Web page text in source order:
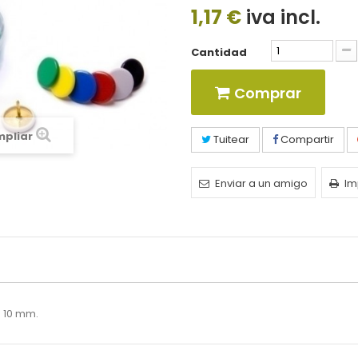
1,17 €iva incl.
Cantidad
Comprar
Tuitear Compartir
Enviar a un amigo
mm.